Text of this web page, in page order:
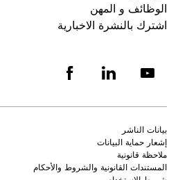
الوظائف و المهن
اشترك بالنشرة الاخبارية
بيانات الناشر
إشعار حماية البيانات
ملاحظة قانونية
المستندات القانونية والشروط والأحكام